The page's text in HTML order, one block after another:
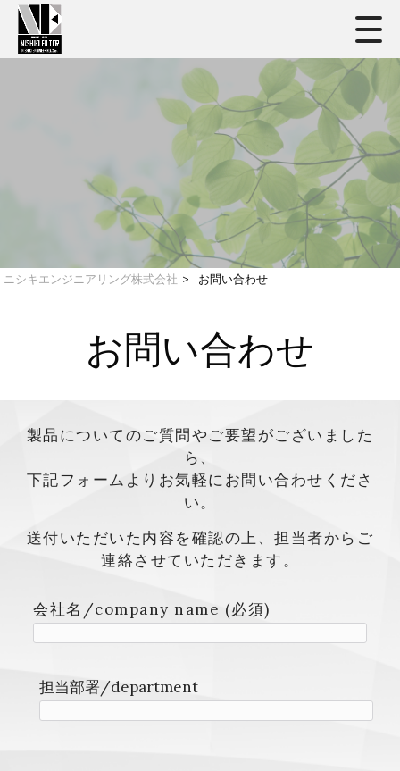
ニシキエンジニアリング株式会社 > お問い合わせ
お問い合わせ
製品についてのご質問やご要望がございました
ら、
下記フォームよりお気軽にお問い合わせくださ
い。
送付いただいた内容を確認の上、担当者からご
連絡させていただきます。
会社名/company name (必須)
担当部署/department